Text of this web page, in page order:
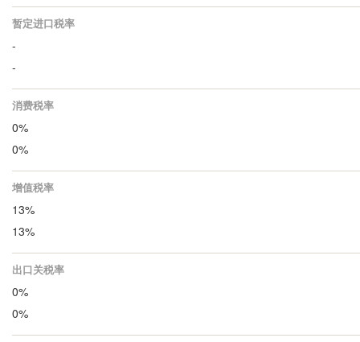
暂定进口税率
-
-
消费税率
0%
0%
增值税率
13%
13%
出口关税率
0%
0%